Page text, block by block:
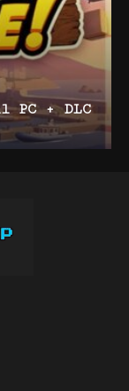
+ DLC